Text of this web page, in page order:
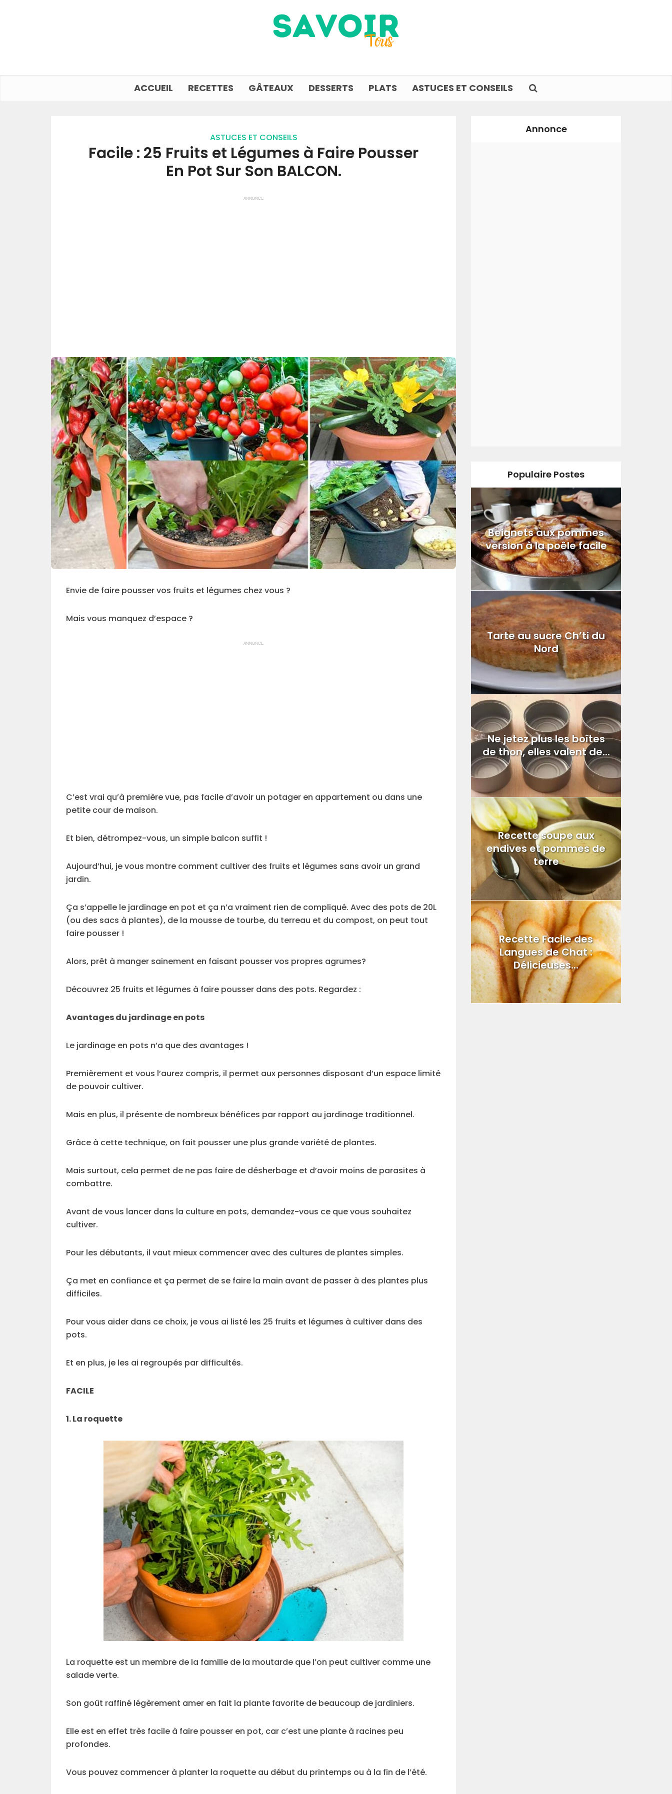
ACCUEIL RECETTES GÂTEAUX DESSERTS PLATS ASTUCES ET CONSEILS
ASTUCES ET CONSEILS
Facile : 25 Fruits et Légumes à Faire Pousser
En Pot Sur Son BALCON.
ANNONCE
Envie de faire pousser vos fruits et légumes chez vous ?
Mais vous manquez d’espace ?
ANNONCE
C’est vrai qu’à première vue, pas facile d’avoir un potager en appartement ou dans une
petite cour de maison.
Et bien, détrompez-vous, un simple balcon suffit !
Aujourd’hui, je vous montre comment cultiver des fruits et légumes sans avoir un grand
jardin.
Ça s’appelle le jardinage en pot et ça n’a vraiment rien de compliqué. Avec des pots de 20L
(ou des sacs à plantes), de la mousse de tourbe, du terreau et du compost, on peut tout
faire pousser !
Alors, prêt à manger sainement en faisant pousser vos propres agrumes?
Découvrez 25 fruits et légumes à faire pousser dans des pots. Regardez :
Avantages du jardinage en pots
Le jardinage en pots n’a que des avantages !
Premièrement et vous l’aurez compris, il permet aux personnes disposant d’un espace limité
de pouvoir cultiver.
Mais en plus, il présente de nombreux bénéfices par rapport au jardinage traditionnel.
Grâce à cette technique, on fait pousser une plus grande variété de plantes.
Mais surtout, cela permet de ne pas faire de désherbage et d’avoir moins de parasites à
combattre.
Avant de vous lancer dans la culture en pots, demandez-vous ce que vous souhaitez
cultiver.
Pour les débutants, il vaut mieux commencer avec des cultures de plantes simples.
Ça met en confiance et ça permet de se faire la main avant de passer à des plantes plus
difficiles.
Pour vous aider dans ce choix, je vous ai listé les 25 fruits et légumes à cultiver dans des
pots.
Et en plus, je les ai regroupés par difficultés.
FACILE
1. La roquette
La roquette est un membre de la famille de la moutarde que l’on peut cultiver comme une
salade verte.
Son goût raffiné légèrement amer en fait la plante favorite de beaucoup de jardiniers.
Elle est en effet très facile à faire pousser en pot, car c’est une plante à racines peu
profondes.
Vous pouvez commencer à planter la roquette au début du printemps ou à la fin de l’été.
Annonce
Populaire Postes
Beignets aux pommes
version à la poêle facile
Tarte au sucre Ch’ti du
Nord
Ne jetez plus les boîtes
de thon, elles valent de...
Recette soupe aux
endives et pommes de
terre
Recette Facile des
Langues de Chat :
Délicieuses...